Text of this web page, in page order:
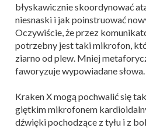
błyskawicznie skoordynować
niesnaski i jak poinstruować
Oczywiście, że przez
potrzebny jest taki mikrofon,
ziarno od plew. Mniej
faworyzuje wypowiadane słowa.
Kraken X mogą pochwalić się
giętkim mikrofonem
dźwięki pochodzące z tyłu i z